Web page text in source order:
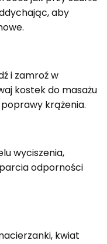
aby
i zamroź w
kostek do masażu
krążenia.
wyciszenia,
odporności
kwiat